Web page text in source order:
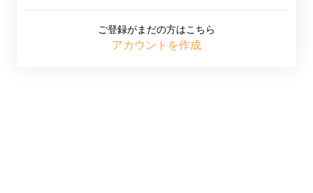
ご登録がまだの方はこちら
アカウントを作成